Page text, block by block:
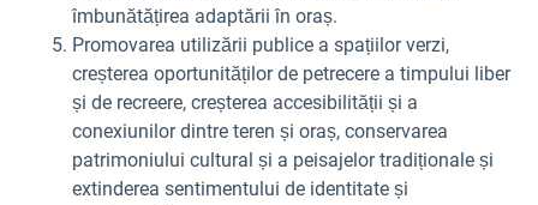
îmbunătățirea adaptării în oraș.
Promovarea utilizării publice a spațiilor verzi,
creșterea oportunităților de petrecere a timpului liber
și de recreere, creșterea accesibilității și a
conexiunilor dintre teren și oraș, conservarea
patrimoniului cultural și a peisajelor tradiționale și
extinderea sentimentului de identitate și